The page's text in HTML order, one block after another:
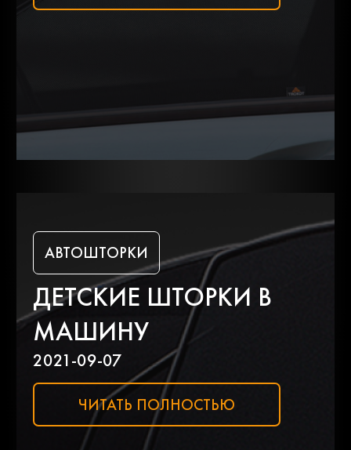
Ifa Infiniti
Jaguar
Jeep Kia
Lada
Lexus
АВТОШТОРКИ
ДЕТСКИЕ ШТОРКИ В
МАШИНУ
2021-09-07
ЧИТАТЬ ПОЛНОСТЬЮ